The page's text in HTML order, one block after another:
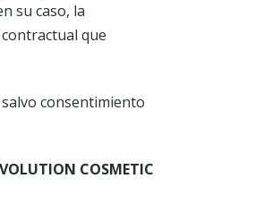
su caso, la
que
consentimiento
COSMETIC